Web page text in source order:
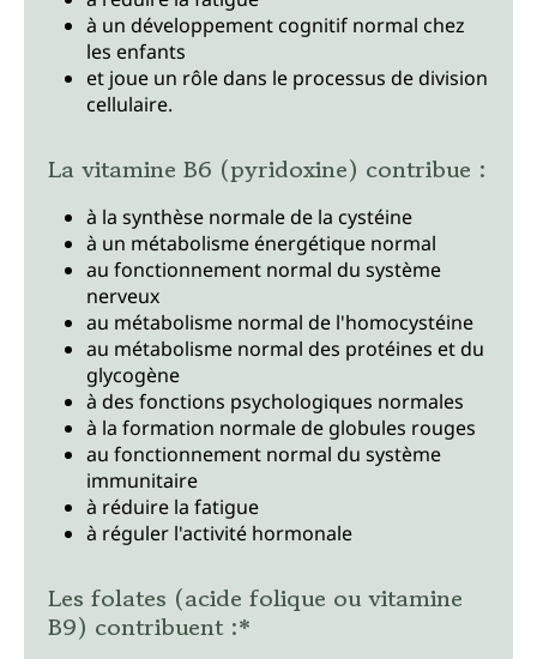
à un développement cognitif normal chez
les enfants
et joue un rôle dans le processus de division
cellulaire.
La vitamine B6 (pyridoxine) contribue :
à la synthèse normale de la cystéine
à un métabolisme énergétique normal
au fonctionnement normal du système
nerveux
au métabolisme normal de l'homocystéine
au métabolisme normal des protéines et du
glycogène
à des fonctions psychologiques normales
à la formation normale de globules rouges
au fonctionnement normal du système
immunitaire
à réduire la fatigue
à réguler l'activité hormonale
Les folates (acide folique ou vitamine
B9) contribuent :*